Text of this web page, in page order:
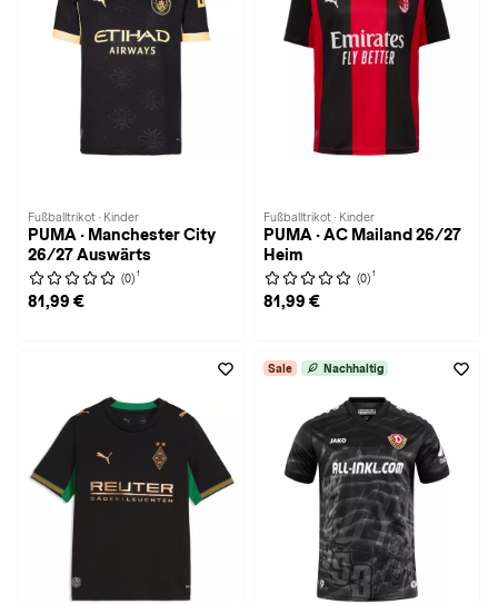
Fußballtrikot · Kinder
PUMA · Manchester City
26/27 Auswärts
(0) 1
81,99 €
Fußballtrikot · Kinder
PUMA · AC Mailand 26/27
Heim
(0) 1
81,99 €
Sale Nachhaltig